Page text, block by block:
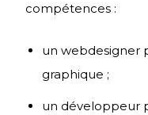
compétences :
un webdesigner
graphique ;
un développeur